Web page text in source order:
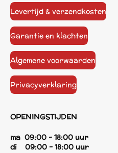
Levertijd & verzendkosten
Garantie en klachten
Algemene voorwaarden
Privacyverklaring
OPENINGSTIJDEN
ma 09:00 - 18:00 uur
di 09:00 - 18:00 uur